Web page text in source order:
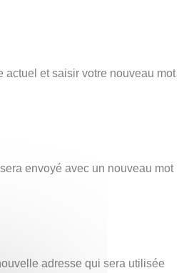
actuel et saisir votre nouveau mot
envoyé avec un nouveau mot
adresse qui sera utilisée